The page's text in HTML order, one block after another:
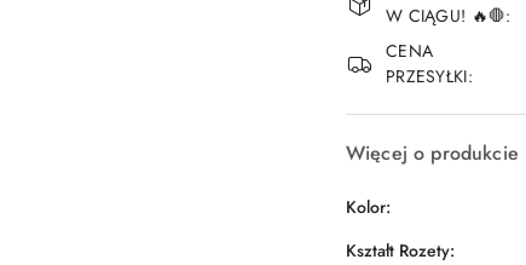
i
dostawa
W CIĄGU! 🔥🛑:
CENA
PRZESYŁKI:
Więcej o produkcie
Kolor:
Kształt Rozety: